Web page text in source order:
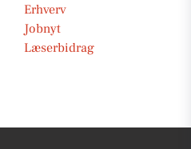
Erhverv
Jobnyt
Læserbidrag